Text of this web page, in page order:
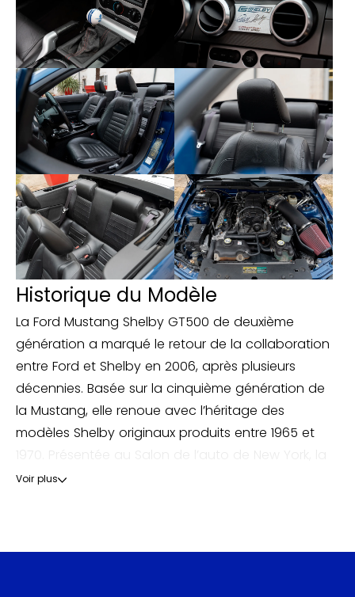
Historique du Modèle
La Ford Mustang Shelby GT500 de deuxième
génération a marqué le retour de la collaboration
entre Ford et Shelby en 2006, après plusieurs
décennies. Basée sur la cinquième génération de
la Mustang, elle renoue avec l’héritage des
modèles Shelby originaux produits entre 1965 et
GT500 se distingue par son moteur V8 suralimenté
Voir plus